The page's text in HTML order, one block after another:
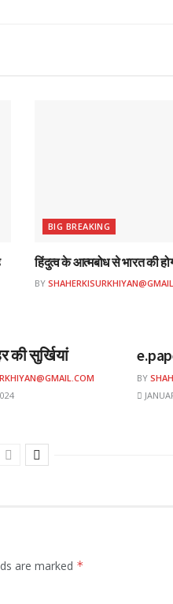
BIG BREAKING
हिंदुत्व के आत्मबोध से भारत की
BY
की सुर्खियां
BY
are marked *